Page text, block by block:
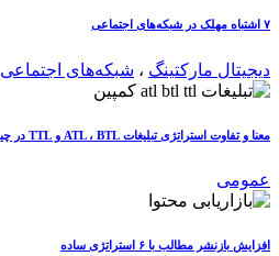
۷ اشتباه مهلک در شبکه‌های اجتماعی
دیجیتال مارکتینگ ، شبکه‌های اجتماعی
معنا و تفاوت استراتژی تبلیغات ATL ، BTL و TTL در چیست؟
عمومی
افزایش بازنشر مطالب با ۶ استراتژی ساده